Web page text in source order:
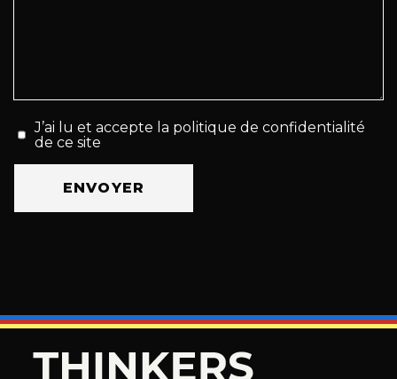
J’ai lu et accepte la politique de confidentialité
de ce site